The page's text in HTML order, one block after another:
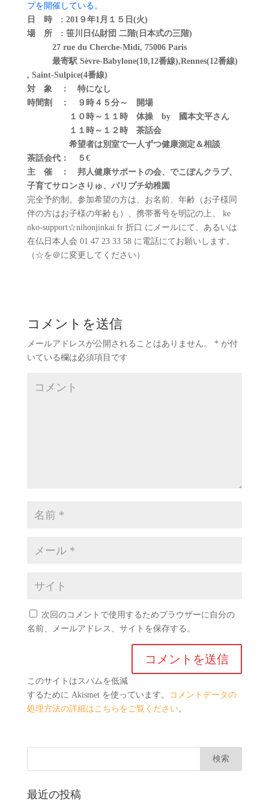
プを開催している。
日 時 : 201９年1月１５日(火)
場 所 : 笹川日仏財団 二階(日本式の三階)
27 rue du Cherche-Midi, 75006 Paris
最寄駅 Sèvre-Babylone(10,12番線),Rennes(12番線)
, Saint-Sulpice(4番線)
対 象 ： 特になし
時間割 ： ９時４５分～ 開場
１０時～１１時 体操 by 國本文平さん
１１時～１２時 茶話会
希望者は別室で一人ずつ健康測定＆相談
茶話会代： ５€
主 催 ： 邦人健康サポートの会、でこぽんクラブ、
子育てサロンさりゅ、 パリプチ幼稚園
完全予約制。参加希望の方は、お名前、年齢（ お子様同
伴の方はお子様の年齢も）、携帯番号を明記の上、 ke
nko-support☆nihonjinkai.fr 折口 にメールにて、あるいは
在仏日本人会 01 47 23 33 58 に電話にてお願いします。
（☆を＠に変更してください）
コメントを送信
メールアドレスが公開されることはありません。 * が付
いている欄は必須項目です
次回のコメントで使用するためブラウザーに自分の
名前、メールアドレス、サイトを保存する。
このサイトはスパムを低減
するために Akismet を使っています。
コメントデータの
処理方法の詳細はこちらをご覧ください。
最近の投稿